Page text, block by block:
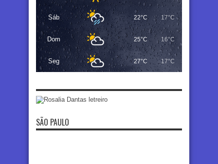
Sáb 22°C 17°C
Dom 25°C 16°C
Seg 27°C 17°C
SÃO PAULO